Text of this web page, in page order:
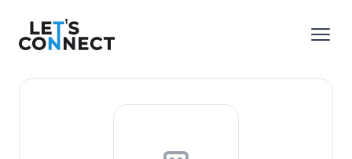
Let's Connect
le menu